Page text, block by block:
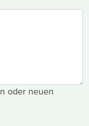
oder neuen